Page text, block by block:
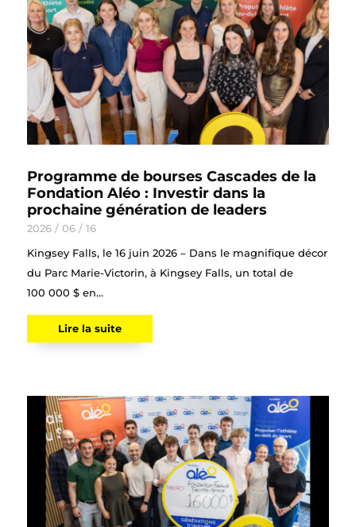
Programme de bourses Cascades de la
Fondation Aléo : Investir dans la
prochaine génération de leaders
2026 / 06 / 16
Kingsey Falls, le 16 juin 2026 – Dans le magnifique décor
du Parc Marie-Victorin, à Kingsey Falls, un total de
100 000 $ en...
Lire la suite